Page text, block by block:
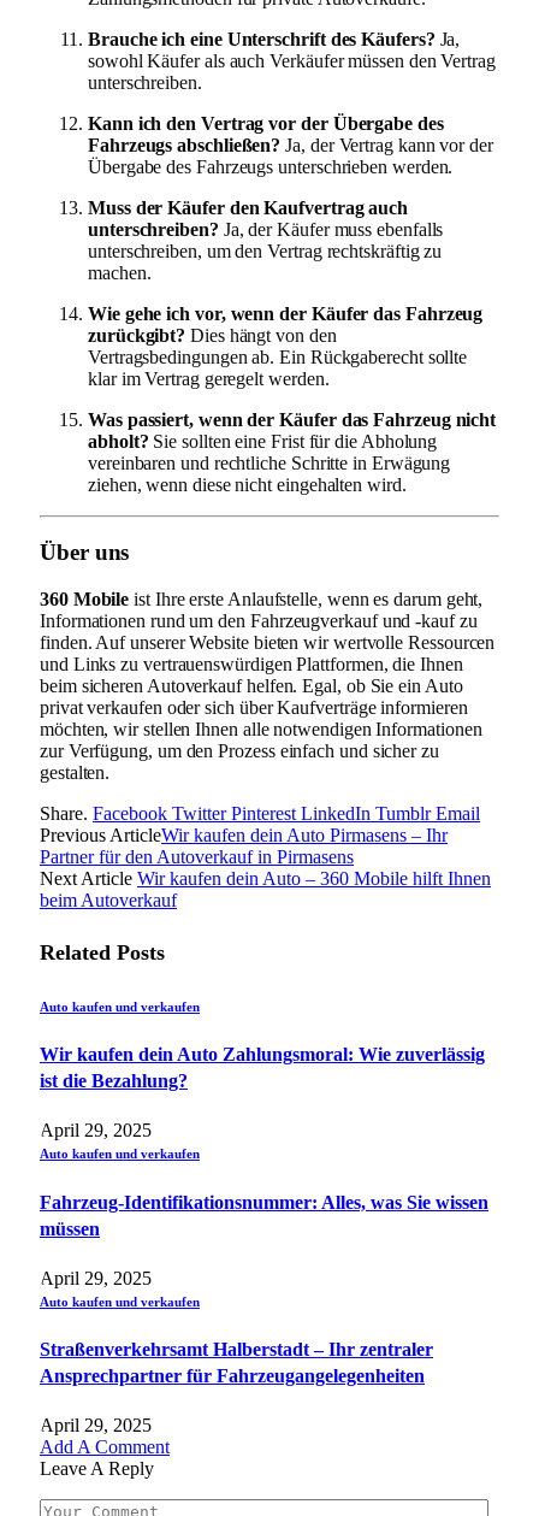
Brauche ich eine Unterschrift des Käufers? Ja,
sowohl Käufer als auch Verkäufer müssen den Vertrag
unterschreiben.
Kann ich den Vertrag vor der Übergabe des
Fahrzeugs abschließen? Ja, der Vertrag kann vor der
Übergabe des Fahrzeugs unterschrieben werden.
Muss der Käufer den Kaufvertrag auch
unterschreiben? Ja, der Käufer muss ebenfalls
unterschreiben, um den Vertrag rechtskräftig zu
machen.
Wie gehe ich vor, wenn der Käufer das Fahrzeug
zurückgibt? Dies hängt von den
Vertragsbedingungen ab. Ein Rückgaberecht sollte
klar im Vertrag geregelt werden.
Was passiert, wenn der Käufer das Fahrzeug nicht
abholt? Sie sollten eine Frist für die Abholung
vereinbaren und rechtliche Schritte in Erwägung
ziehen, wenn diese nicht eingehalten wird.
Über uns
360 Mobile ist Ihre erste Anlaufstelle, wenn es darum geht,
Informationen rund um den Fahrzeugverkauf und -kauf zu
finden. Auf unserer Website bieten wir wertvolle Ressourcen
und Links zu vertrauenswürdigen Plattformen, die Ihnen
beim sicheren Autoverkauf helfen. Egal, ob Sie ein Auto
privat verkaufen oder sich über Kaufverträge informieren
möchten, wir stellen Ihnen alle notwendigen Informationen
zur Verfügung, um den Prozess einfach und sicher zu
gestalten.
Share. Facebook Twitter Pinterest LinkedIn Tumblr Email
Previous ArticleWir kaufen dein Auto Pirmasens – Ihr
Partner für den Autoverkauf in Pirmasens
Next Article Wir kaufen dein Auto – 360 Mobile hilft Ihnen
beim Autoverkauf
Related Posts
Auto kaufen und verkaufen
Wir kaufen dein Auto Zahlungsmoral: Wie zuverlässig
ist die Bezahlung?
April 29, 2025
Auto kaufen und verkaufen
Fahrzeug-Identifikationsnummer: Alles, was Sie wissen
müssen
April 29, 2025
Auto kaufen und verkaufen
Straßenverkehrsamt Halberstadt – Ihr zentraler
Ansprechpartner für Fahrzeugangelegenheiten​
April 29, 2025
Add A Comment
Leave A Reply